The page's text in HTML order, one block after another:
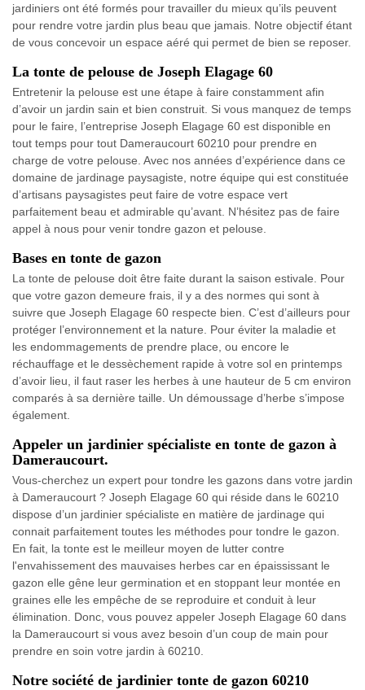
jardiniers ont été formés pour travailler du mieux qu’ils peuvent
pour rendre votre jardin plus beau que jamais. Notre objectif étant
de vous concevoir un espace aéré qui permet de bien se reposer.
La tonte de pelouse de Joseph Elagage 60
Entretenir la pelouse est une étape à faire constamment afin
d’avoir un jardin sain et bien construit. Si vous manquez de temps
pour le faire, l’entreprise Joseph Elagage 60 est disponible en
tout temps pour tout Dameraucourt 60210 pour prendre en
charge de votre pelouse. Avec nos années d’expérience dans ce
domaine de jardinage paysagiste, notre équipe qui est constituée
d’artisans paysagistes peut faire de votre espace vert
parfaitement beau et admirable qu’avant. N’hésitez pas de faire
appel à nous pour venir tondre gazon et pelouse.
Bases en tonte de gazon
La tonte de pelouse doit être faite durant la saison estivale. Pour
que votre gazon demeure frais, il y a des normes qui sont à
suivre que Joseph Elagage 60 respecte bien. C’est d’ailleurs pour
protéger l’environnement et la nature. Pour éviter la maladie et
les endommagements de prendre place, ou encore le
réchauffage et le dessèchement rapide à votre sol en printemps
d’avoir lieu, il faut raser les herbes à une hauteur de 5 cm environ
comparés à sa dernière taille. Un démoussage d’herbe s’impose
également.
Appeler un jardinier spécialiste en tonte de gazon à
Dameraucourt.
Vous-cherchez un expert pour tondre les gazons dans votre jardin
à Dameraucourt ? Joseph Elagage 60 qui réside dans le 60210
dispose d’un jardinier spécialiste en matière de jardinage qui
connait parfaitement toutes les méthodes pour tondre le gazon.
En fait, la tonte est le meilleur moyen de lutter contre
l'envahissement des mauvaises herbes car en épaississant le
gazon elle gêne leur germination et en stoppant leur montée en
graines elle les empêche de se reproduire et conduit à leur
élimination. Donc, vous pouvez appeler Joseph Elagage 60 dans
la Dameraucourt si vous avez besoin d’un coup de main pour
prendre en soin votre jardin à 60210.
Notre société de jardinier tonte de gazon 60210